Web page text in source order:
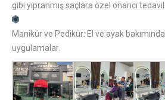
gibi yıpranmış saçlara özel onarıcı
Manikür ve Pedikür: El ve ayak
uygulamalar.